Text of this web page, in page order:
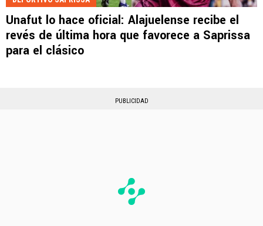
Unafut lo hace oficial: Alajuelense recibe el
revés de última hora que favorece a Saprissa
para el clásico
PUBLICIDAD